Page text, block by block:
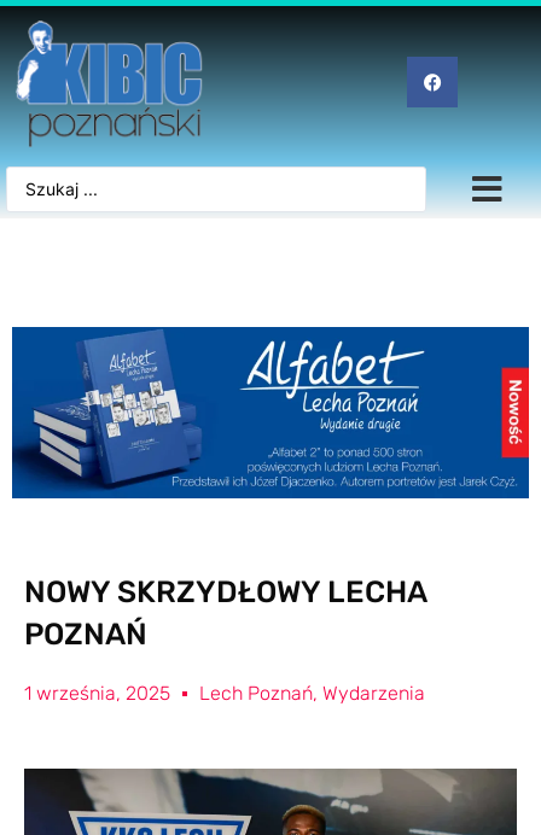
NOWY SKRZYDŁOWY LECHA
POZNAŃ
1 września, 2025 Lech Poznań, Wydarzenia